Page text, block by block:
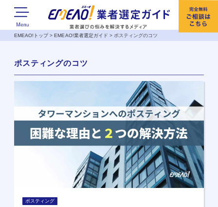
EMEAO!トップ >EMEAO!業者選定ガイド > ポスティングのコツ
ポスティングのコツ
ポスティング